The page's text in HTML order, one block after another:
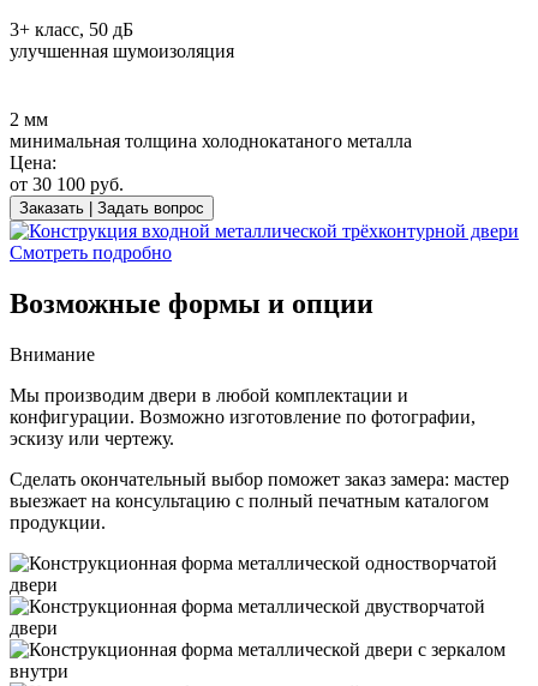
3+ класс, 50 дБ
улучшенная шумоизоляция
2 мм
минимальная толщина холоднокатаного металла
Цена:
от 30 100 руб.
Заказать | Задать вопрос
Смотреть подробно
Возможные формы и опции
Внимание
Мы производим двери в любой комплектации и
конфигурации. Возможно изготовление по фотографии,
эскизу или чертежу.
Сделать окончательный выбор поможет заказ замера: мастер
выезжает на консультацию с полный печатным каталогом
продукции.